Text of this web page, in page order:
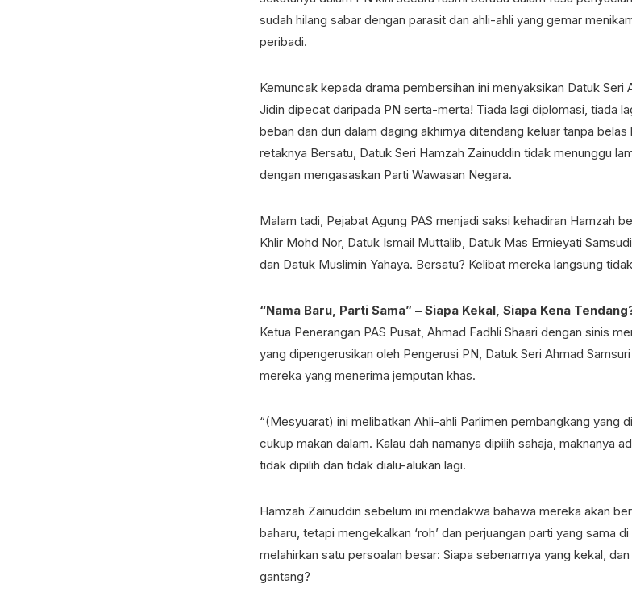
sudah hilang sabar dengan parasit dan ahli-ahli yang gemar
peribadi.
Kemuncak kepada drama pembersihan ini menyaksikan Datuk Seri
Jidin dipecat daripada PN serta-merta! Tiada lagi diplomasi, tiada
beban dan duri dalam daging akhirnya ditendang keluar tanpa belas
retaknya Bersatu, Datuk Seri Hamzah Zainuddin tidak menunggu
dengan mengasaskan Parti Wawasan Negara.
Malam tadi, Pejabat Agung PAS menjadi saksi kehadiran Hamzah
Khlir Mohd Nor, Datuk Ismail Muttalib, Datuk Mas Ermieyati
dan Datuk Muslimin Yahaya. Bersatu? Kelibat mereka langsung
“Nama Baru, Parti Sama” – Siapa Kekal, Siapa Kena
Ketua Penerangan PAS Pusat, Ahmad Fadhli Shaari dengan sinis
yang dipengerusikan oleh Pengerusi PN, Datuk Seri Ahmad
mereka yang menerima jemputan khas.
“(Mesyuarat) ini melibatkan Ahli-ahli Parlimen pembangkang yang
cukup makan dalam. Kalau dah namanya dipilih sahaja, maknanya
tidak dipilih dan tidak dialu-alukan lagi.
Hamzah Zainuddin sebelum ini mendakwa bahawa mereka akan
baharu, tetapi mengekalkan ‘roh’ dan perjuangan parti yang sama
melahirkan satu persoalan besar: Siapa sebenarnya yang kekal,
gantang?